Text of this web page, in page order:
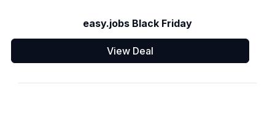
easy.jobs Black Friday
View Deal